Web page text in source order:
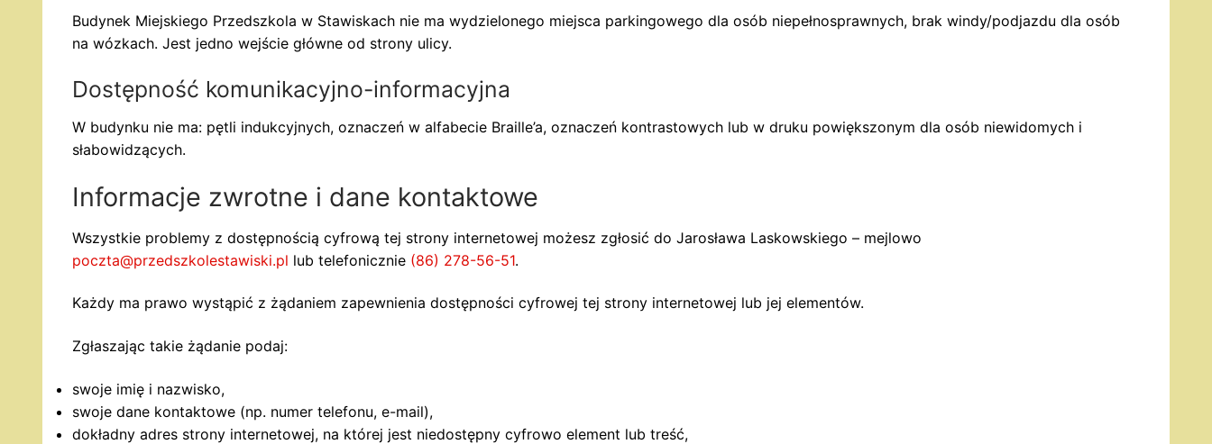
Budynek Miejskiego Przedszkola w Stawiskach nie ma wydzielonego miejsca parkingowego dla osób niepełnosprawnych, brak windy/podjazdu dla osób
na wózkach. Jest jedno wejście główne od strony ulicy.
Dostępność komunikacyjno-informacyjna
W budynku nie ma: pętli indukcyjnych, oznaczeń w alfabecie Braille’a, oznaczeń kontrastowych lub w druku powiększonym dla osób niewidomych i
słabowidzących.
Informacje zwrotne i dane kontaktowe
Wszystkie problemy z dostępnością cyfrową tej strony internetowej możesz zgłosić do Jarosława Laskowskiego – mejlowo
poczta@przedszkolestawiski.pl lub telefonicznie (86) 278-56-51.
Każdy ma prawo wystąpić z żądaniem zapewnienia dostępności cyfrowej tej strony internetowej lub jej elementów.
Zgłaszając takie żądanie podaj:
swoje imię i nazwisko,
swoje dane kontaktowe (np. numer telefonu, e-mail),
dokładny adres strony internetowej, na której jest niedostępny cyfrowo element lub treść,